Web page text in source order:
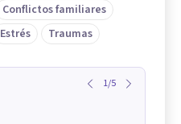
Conflictos familiares
Estrés Traumas
1/5